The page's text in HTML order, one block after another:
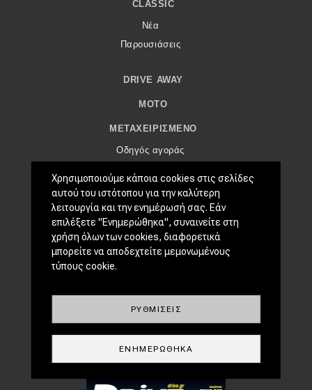
CLASSIC
Νέα
Παρουσιάσεις
DRIVE AWAY
MOTO
ΜΕΤΑΧΕΙΡΙΣΜΈΝΟ
Οδηγός αγοράς
ΧΡΗΣΤΙΚΆ
Συμβουλές
ΚΤΕΟ
DRIVE USED
Περιοδικό
Χρησιμοποιούμε κάποια cookies στις σελίδες
αυτού του ιστότοπου για την καλύτερη
λειτουργία και την ενημέρωσή σας. Εάν
επιλέξετε "Ενημερώθηκα", συναινείτε στη
χρήση όλων των cookies, διαφορετικά
μπορείτε να αποδεχτείτε μεμονωμένους
τύπους cookie.
ΡΥΘΜΊΣΕΙΣ
ΕΝΗΜΕΡΏΘΗΚΑ